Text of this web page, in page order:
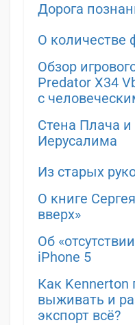
Дорога
О
Обзор
Predator X34
с
Стена Плача
Иерусалима
Из старых
О книге
вверх»
Об
iPhone 5
Как Kennerton
выживать и
экспорт всё?